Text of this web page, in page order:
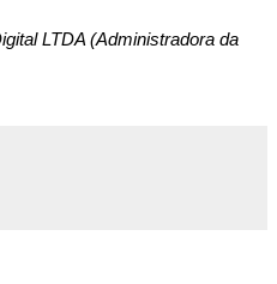
LTDA (Administradora da